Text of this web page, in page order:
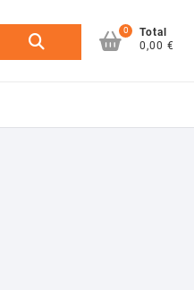
Buscar
0
Total
0,00 €